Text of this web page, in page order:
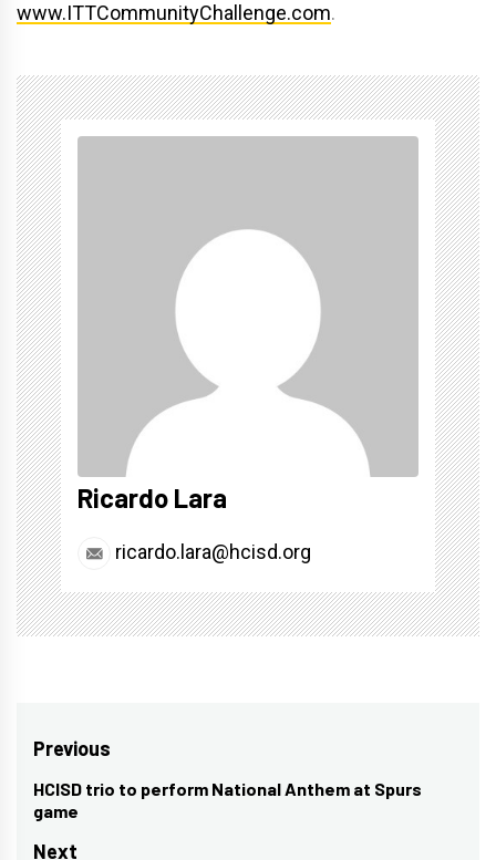
www.ITTCommunityChallenge.com.
Ricardo Lara
ricardo.lara@hcisd.org
Post
navigation
Previous
Previous
post:
HCISD trio to perform National Anthem at Spurs
game
Next